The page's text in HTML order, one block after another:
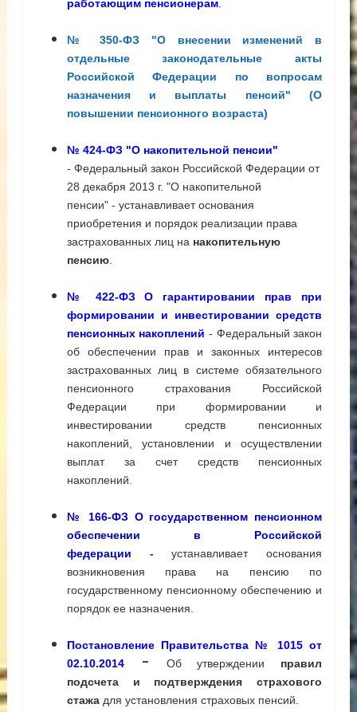
работающим пенсионерам.
№ 350-ФЗ "О внесении изменений в
отдельные законодательные акты
Российской Федерации по вопросам
назначения и выплаты пенсий" (О
повышении пенсионного возраста)
№ 424-ФЗ "О накопительной пенсии"
- Федеральный закон Российской Федерации от
28 декабря 2013 г. "О накопительной
пенсии" - устанавливает основания
приобретения и порядок реализации права
застрахованных лиц на накопительную
пенсию.
№ 422-ФЗ О гарантировании прав при
формировании и инвестировании средств
пенсионных накоплений - Федеральный закон
об обеспечении прав и законных интересов
застрахованных лиц в системе обязательного
пенсионного страхования Российской
Федерации при формировании и
инвестировании средств пенсионных
накоплений, установлении и осуществлении
выплат за счет средств пенсионных
накоплений.
№ 166-ФЗ О государственном пенсионном
обеспечении в Российской
федерации -устанавливает основания
возникновения права на пенсию по
государственному пенсионному обеспечению и
порядок ее назначения.
Постановление Правительства № 1015 от
02.10.2014
- Об утверждении правил
подсчета и подтверждения
страхового
стажадля установления страховых пенсий.